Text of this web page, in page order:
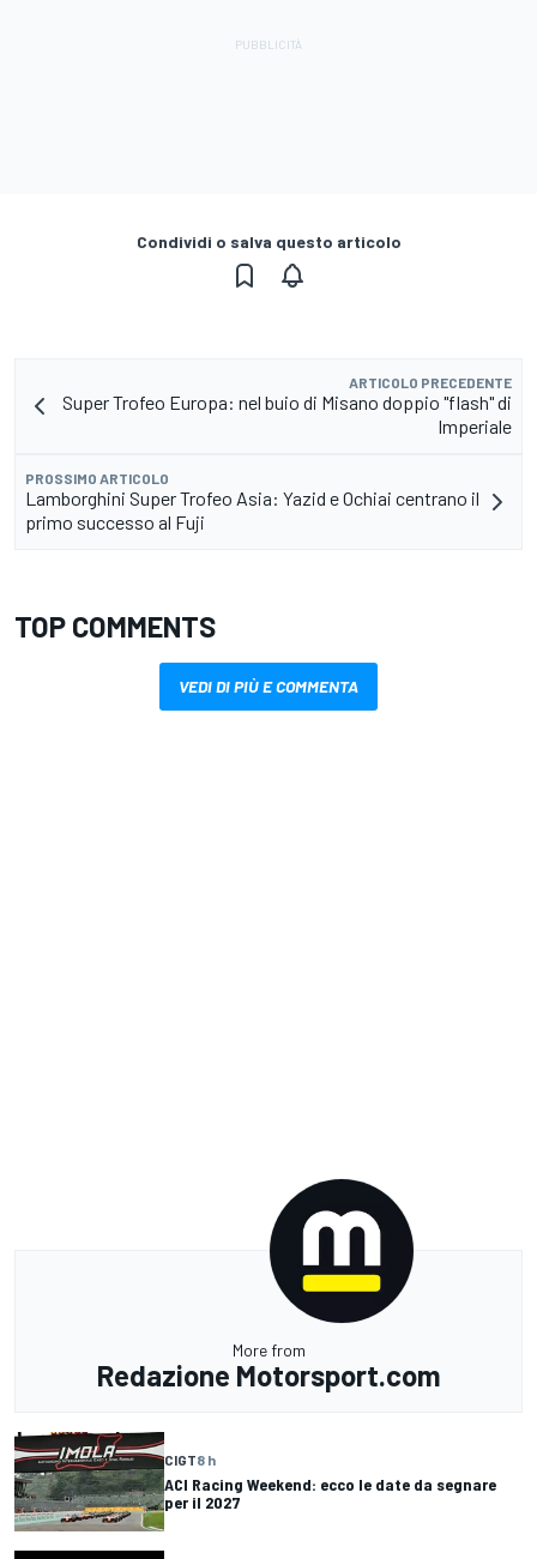
Condividi o salva questo articolo
ARTICOLO PRECEDENTE
Super Trofeo Europa: nel buio di Misano doppio "flash" di
Imperiale
PROSSIMO ARTICOLO
Lamborghini Super Trofeo Asia: Yazid e Ochiai centrano il
primo successo al Fuji
TOP COMMENTS
VEDI DI PIÙ E COMMENTA
More from
Redazione Motorsport.com
CIGT8 h
ACI Racing Weekend: ecco le date da segnare
per il 2027